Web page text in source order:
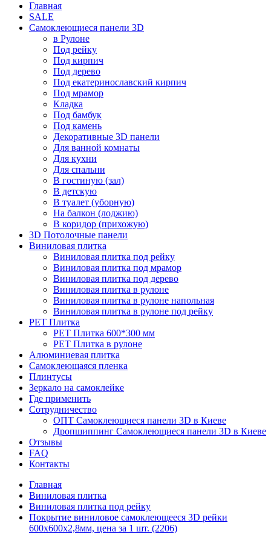
Главная
SALE
Самоклеющиеся панели 3D
в Рулоне
Под рейку
Под кирпич
Под дерево
Под екатеринославский кирпич
Под мрамор
Кладка
Под бамбук
Под камень
Декоративные 3D панели
Для ванной комнаты
Для кухни
Для спальни
В гостиную (зал)
В детскую
В туалет (уборную)
На балкон (лоджию)
В коридор (прихожую)
3D Потолочные панели
Виниловая плитка
Виниловая плитка под рейку
Виниловая плитка под мрамор
Виниловая плитка под дерево
Виниловая плитка в рулоне
Виниловая плитка в рулоне напольная
Виниловая плитка в рулоне под рейку
PET Плитка
PET Плитка 600*300 мм
PET Плитка в рулоне
Алюминиевая плитка
Самоклеющаяся пленка
Плинтусы
Зеркало на самоклейке
Где применить
Сотрудничество
ОПТ Самоклеющиеся панели 3D в Киеве
Дропшиппинг Самоклеющиеся панели 3D в Киеве
Отзывы
FAQ
Контакты
Главная
Виниловая плитка
Виниловая плитка под рейку
Покрытие виниловое самоклеющееся 3D рейки
600х600х2,8мм, цена за 1 шт. (2206)